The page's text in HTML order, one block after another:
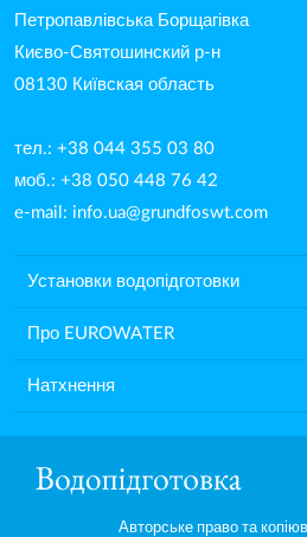
Петропавлівська Борщагівка
Києво-Святошинский р-н
08130 Київская область
тел.: +38 044 355 03 80
моб.: +38 050 448 76 42
e-mail: info.ua@grundfoswt.com
Установки водопідготовки
Про EUROWATER
Натхнення
Авторське право та